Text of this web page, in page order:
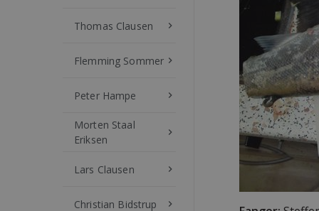
Thomas Clausen keyboard_arrow_right
Flemming Sommer keyboard_arrow_right
Peter Hampe keyboard_arrow_right
Morten Staal
Eriksen
keyboard_arrow_right
Lars Clausen keyboard_arrow_right
Christian Bidstrup keyboard_arrow_right